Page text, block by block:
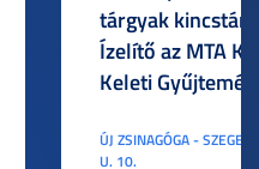
tárgyak
Ízelítő az MTA
Keleti
ÚJ ZSINAGÓGA -
U. 10.